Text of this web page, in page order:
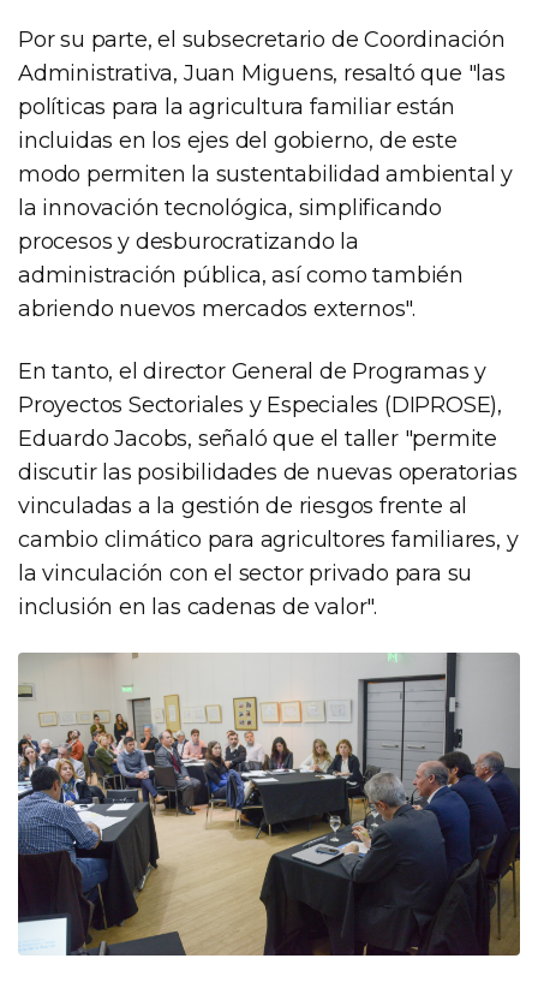
Por su parte, el subsecretario de Coordinación
Administrativa, Juan Miguens, resaltó que "las
políticas para la agricultura familiar están
incluidas en los ejes del gobierno, de este
modo permiten la sustentabilidad ambiental y
la innovación tecnológica, simplificando
procesos y desburocratizando la
administración pública, así como también
abriendo nuevos mercados externos".
En tanto, el director General de Programas y
Proyectos Sectoriales y Especiales (DIPROSE),
Eduardo Jacobs, señaló que el taller "permite
discutir las posibilidades de nuevas operatorias
vinculadas a la gestión de riesgos frente al
cambio climático para agricultores familiares, y
la vinculación con el sector privado para su
inclusión en las cadenas de valor".